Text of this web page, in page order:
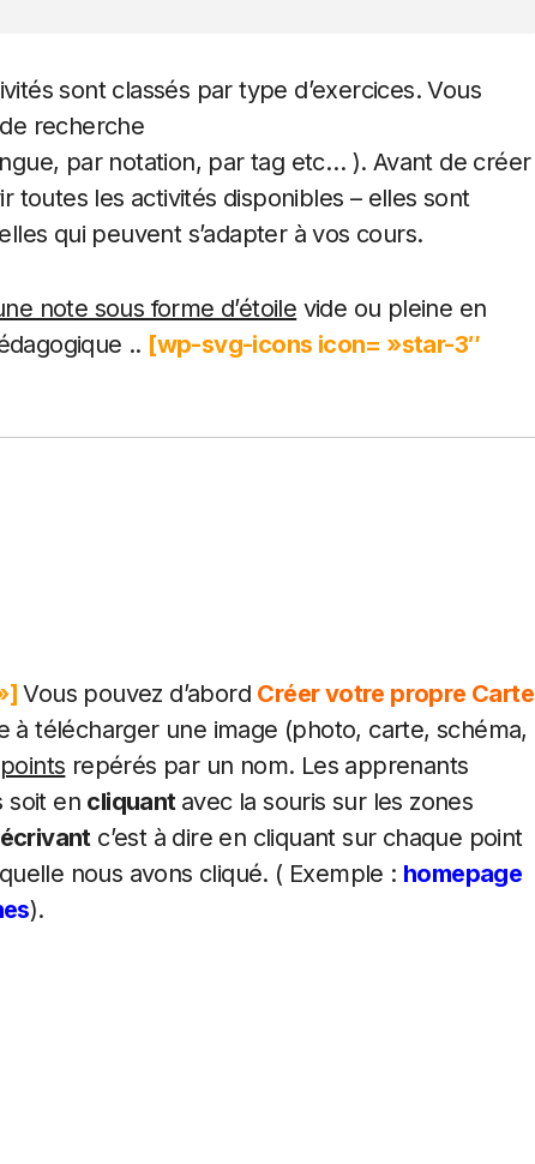
sont classés par type d’exercices. Vous
recherche
par notation, par tag etc… ). Avant de créer
les activités disponibles – elles sont
qui peuvent s’adapter à vos cours.
note sous forme d’étoile vide ou pleine en
.. [wp-svg-icons icon= »star-3″
Vous pouvez d’abord Créer votre propre Carte
à télécharger une image (photo, carte, schéma,
repérés par un nom. Les apprenants
soit en cliquant avec la souris sur les zones
écrivantc’est à dire en cliquant sur chaque point
nous avons cliqué. ( Exemple : homepage
).